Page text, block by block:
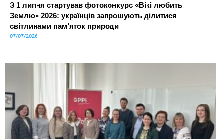
З 1 липня стартував фотоконкурс «Вікі любить
Землю» 2026: українців запрошують ділитися
світлинами пам’яток природи
07/07/2026